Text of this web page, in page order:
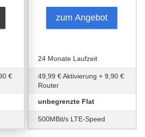
€
zum Angebot
24 Monate Laufzeit
49,99 € Aktivierung + 9,90 €
Router
unbegrenzte Flat
500MBit/s LTE-Speed